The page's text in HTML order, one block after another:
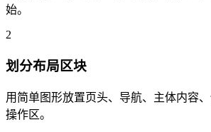
始。
2
划分布局区块
用简单图形放置页头、导航、主体内容
操作区。